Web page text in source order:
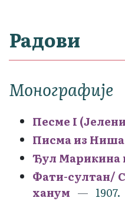
Радови
Монографије
Песме I
Писма из
Ђул Марикина
Фати-султан/
ханум
1907.